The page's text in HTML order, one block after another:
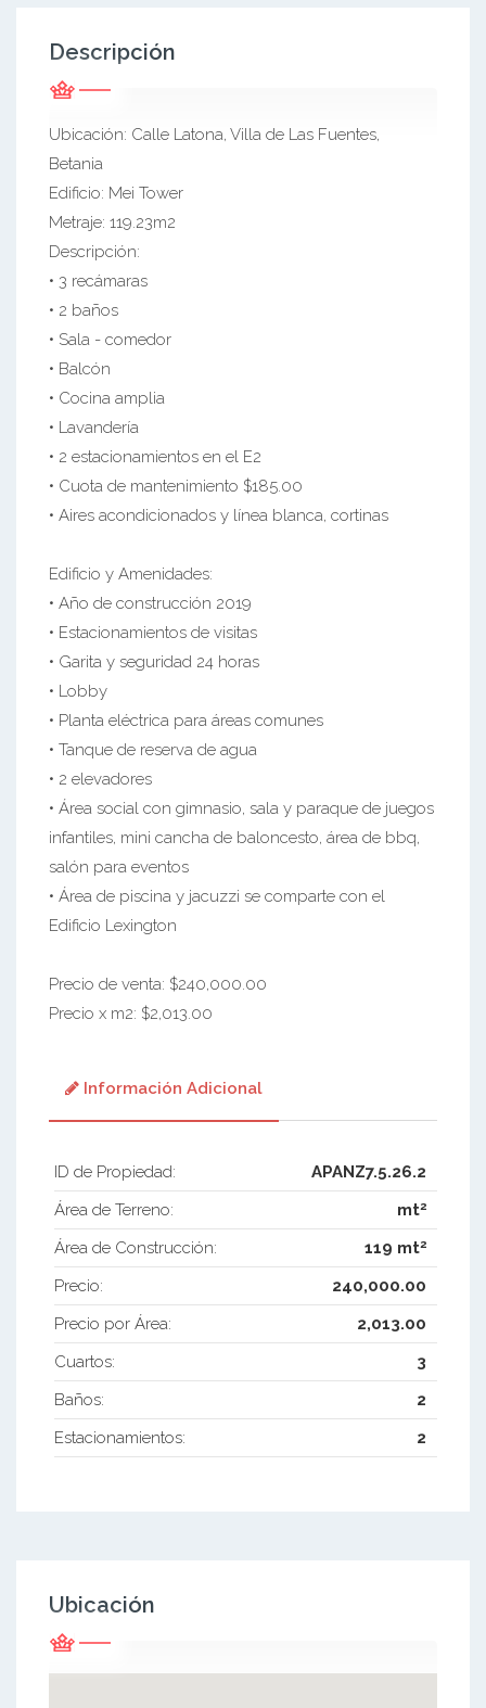
Descripción
Ubicación: Calle Latona, Villa de Las Fuentes,
Betania
Edificio: Mei Tower
Metraje: 119.23m2
Descripción:
• 3 recámaras
• 2 baños
• Sala - comedor
• Balcón
• Cocina amplia
• Lavandería
• 2 estacionamientos en el E2
• Cuota de mantenimiento $185.00
• Aires acondicionados y línea blanca, cortinas
Edificio y Amenidades:
• Año de construcción 2019
• Estacionamientos de visitas
• Garita y seguridad 24 horas
• Lobby
• Planta eléctrica para áreas comunes
• Tanque de reserva de agua
• 2 elevadores
• Área social con gimnasio, sala y paraque de juegos
infantiles, mini cancha de baloncesto, área de bbq,
salón para eventos
• Área de piscina y jacuzzi se comparte con el
Edificio Lexington
Precio de venta: $240,000.00
Precio x m2: $2,013.00
Información Adicional
ID de Propiedad:
APANZ7.5.26.2
Área de Terreno:
mt2
Área de Construcción: 119 mt2
Precio:
240,000.00
Precio por Área:
2,013.00
Cuartos:
3
Baños:
2
Estacionamientos:
2
Ubicación